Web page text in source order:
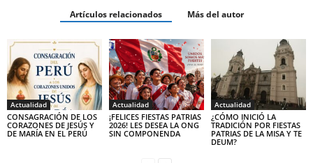
Artículos relacionados Más del autor
Actualidad
CONSAGRACIÓN DE LOS
CORAZONES DE JESÚS Y
DE MARÍA EN EL PERÚ
Actualidad
¡FELICES FIESTAS PATRIAS
2026! LES DESEA LA ONG
SIN COMPONENDA
Actualidad
¿CÓMO INICIÓ LA
TRADICIÓN POR FIESTAS
PATRIAS DE LA MISA Y TE
DEUM?